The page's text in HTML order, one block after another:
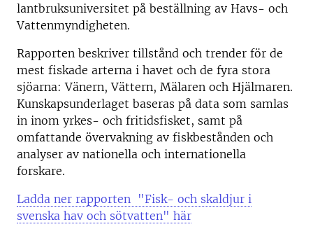
lantbruksuniversitet på beställning av Havs- och
Vattenmyndigheten.
Rapporten beskriver tillstånd och trender för de
mest fiskade arterna i havet och de fyra stora
sjöarna: Vänern, Vättern, Mälaren och Hjälmaren.
Kunskapsunderlaget baseras på data som samlas
in inom yrkes- och fritidsfisket, samt på
omfattande övervakning av fiskbestånden och
analyser av nationella och internationella
forskare.
Ladda ner rapporten "Fisk- och skaldjur i
svenska hav och sötvatten" här